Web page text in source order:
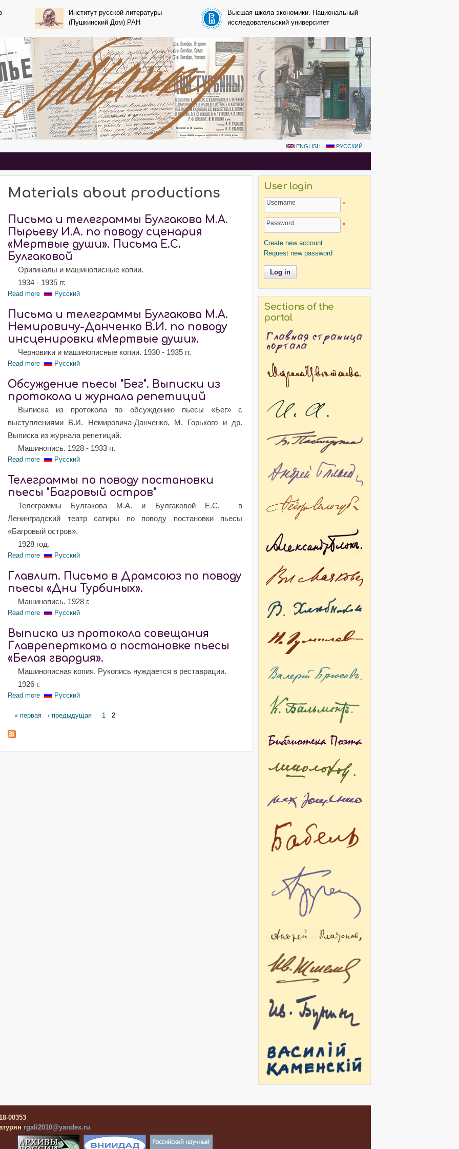
Skip to main content
Институт русской литературы
(Пушкинский Дом) РАН
Высшая школа экономики. Национальный
исследовательский университет
ENGLISH РУССКИЙ
Materials about productions
Письма и телеграммы Булгакова М.А.
Пырьеву И.А. по поводу сценария
«Мертвые души». Письма Е.С.
Булгаковой
Оригиналы и машинописные копии.
1934 - 1935 гг.
Read more about Письма и телеграммы Булгакова М.А. Пырьеву И.А. по поводу сценария «Мертвые души». Письма Е.С. Булгаковой
Русский
Письма и телеграммы Булгакова М.А.
Немировичу-Данченко В.И. по поводу
инсценировки «Мертвые души».
Черновики и машинописные копии. 1930 - 1935 гг.
Read more about Письма и телеграммы Булгакова М.А. Немировичу-Данченко В.И. по поводу инсценировки «Мертвые души».
Русский
Обсуждение пьесы "Бег". Выписки из
протокола и журнала репетиций
Выписка из протокола по обсуждению пьесы «Бег» с
выступлениями В.И. Немировича-Данченко, М. Горького и др.
Выписка из журнала репетиций.
Машинопись. 1928 - 1933 гг.
Read more about Обсуждение пьесы "Бег". Выписки из протокола и журнала репетиций
Русский
Телеграммы по поводу постановки
пьесы "Багровый остров"
Телеграммы Булгакова М.А. и Булгаковой Е.С. в
Ленинградский театр сатиры по поводу постановки пьесы
«Багровый остров».
1928 год.
Read more about Телеграммы по поводу постановки пьесы "Багровый остров"
Русский
Главлит. Письмо в Драмсоюз по поводу
пьесы «Дни Турбиных».
Машинопись. 1928 г.
Read more about Главлит. Письмо в Драмсоюз по поводу пьесы «Дни Турбиных».
Русский
Выписка из протокола совещания
Главреперткома о постановке пьесы
«Белая гвардия».
Машинописная копия. Рукопись нуждается в реставрации.
1926 г.
Read more about Выписка из протокола совещания Главреперткома о постановке пьесы «Белая гвардия».
Русский
Pages
« первая ‹ предыдущая 1 2
User login
Username *
Password *
Create new account
Request new password
Sections of the
portal
00353
rgali2010@yandex.ru